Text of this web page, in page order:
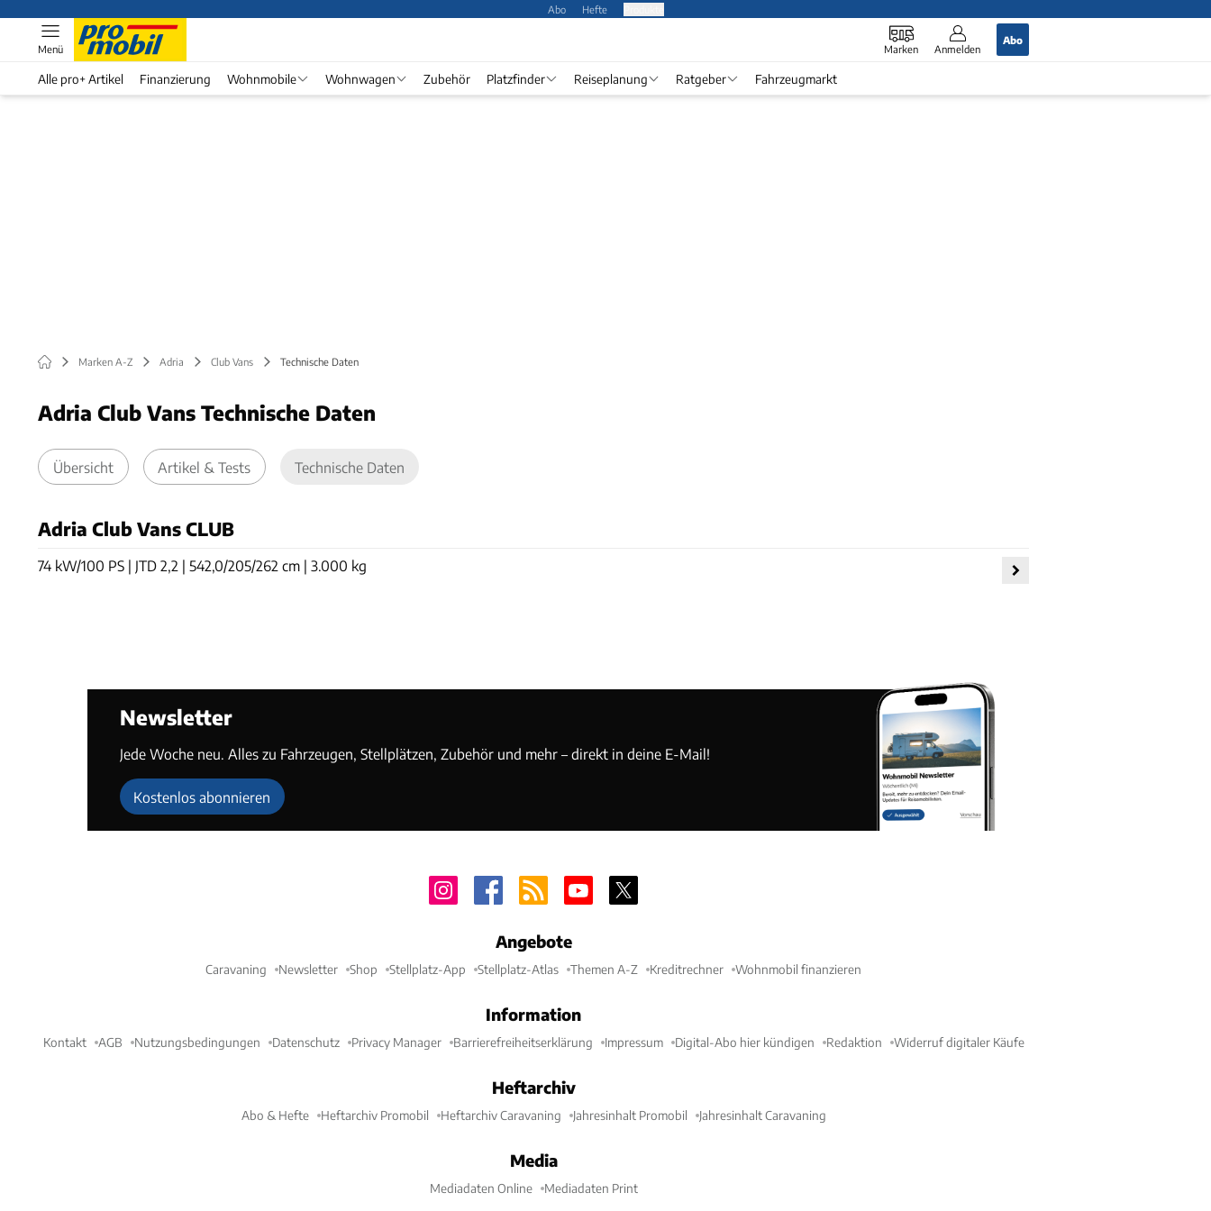
Abo Hefte
Marken Anmelden
Abo
Menü
Alle pro+ Artikel Finanzierung Wohnmobile Wohnwagen Zubehör Platzfinder Reiseplanung Ratgeber Fahrzeugmarkt
Marken A-Z Adria Club Vans Technische Daten
Adria Club Vans Technische Daten
Übersicht Artikel & Tests Technische Daten
Adria Club Vans CLUB
74 kW/100 PS | JTD 2,2 | 542,0/205/262 cm | 3.000 kg
Newsletter
Jede Woche neu. Alles zu Fahrzeugen, Stellplätzen, Zubehör und mehr – direkt in deine E-Mail!
Kostenlos abonnieren
Angebote
Caravaning Newsletter Shop Stellplatz-App Stellplatz-Atlas Themen A-Z Kreditrechner Wohnmobil finanzieren
Information
Kontakt AGB Nutzungsbedingungen Datenschutz Privacy Manager Barrierefreiheitserklärung Impressum Digital-Abo hier kündigen Redaktion Widerruf digitaler Käufe
Heftarchiv
Abo & Hefte Heftarchiv Promobil Heftarchiv Caravaning Jahresinhalt Promobil Jahresinhalt Caravaning
Media
Mediadaten Online Mediadaten Print